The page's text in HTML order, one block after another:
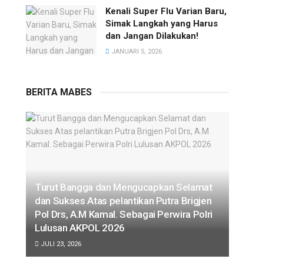
Kenali Super Flu Varian Baru,
Simak Langkah yang Harus
dan Jangan Dilakukan!
JANUARI 5, 2026
BERITA MABES
Turut Bangga dan Mengucapkan Selamat
dan Sukses Atas pelantikan Putra Brigjen
Pol Drs, A.M Kamal. Sebagai Perwira Polri
Lulusan AKPOL 2026
JULI 23, 2026